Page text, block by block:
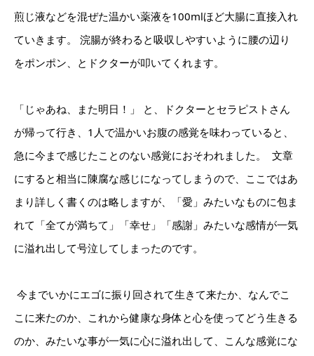
煎じ液などを混ぜた温かい薬液を100mlほど大腸に直接入れ
ていきます。 浣腸が終わると吸収しやすいように腰の辺り
をポンポン、とドクターが叩いてくれます。
「じゃあね、また明日！」 と、ドクターとセラピストさん
が帰って行き、1人で温かいお腹の感覚を味わっていると、
急に今まで感じたことのない感覚におそわれました。 ⁡ 文章
にすると相当に陳腐な感じになってしまうので、ここではあ
まり詳しく書くのは略しますが、「愛」みたいなものに包ま
れて「全てが満ちて」「幸せ」「感謝」みたいな感情が一気
に溢れ出して号泣してしまったのです。
⁡ 今までいかにエゴに振り回されて生きて来たか、なんでこ
こに来たのか、これから健康な身体と心を使ってどう生きる
のか、みたいな事が一気に心に溢れ出して、こんな感覚にな